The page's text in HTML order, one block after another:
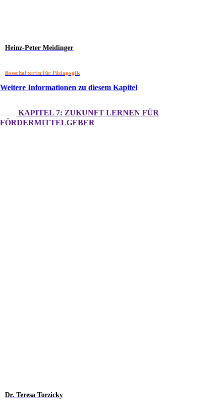
Heinz-Peter Meidinger
Botschafter/in für Pädagogik
Weitere Informationen zu diesem Kapitel
KAPITEL 7: ZUKUNFT LERNEN FÜR
FÖRDERMITTELGEBER
Dr. Teresa Torzicky